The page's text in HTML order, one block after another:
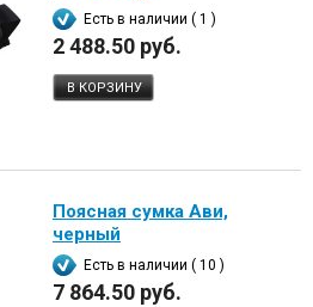
Есть в наличии ( 1 )
2 488.50 руб.
В КОРЗИНУ
Поясная сумка Ави,
черный
Есть в наличии ( 10 )
7 864.50 руб.